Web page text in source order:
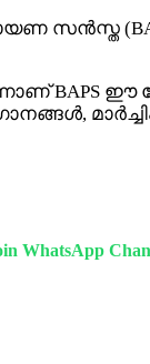
BAPS ഈ
WhatsApp